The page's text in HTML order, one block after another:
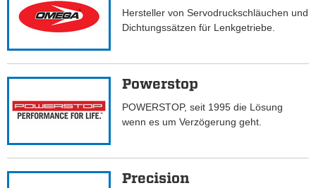
Hersteller von Servodruckschläuchen und
Dichtungssätzen für Lenkgetriebe.
Powerstop
POWERSTOP, seit 1995 die Lösung
wenn es um Verzögerung geht.
Precision